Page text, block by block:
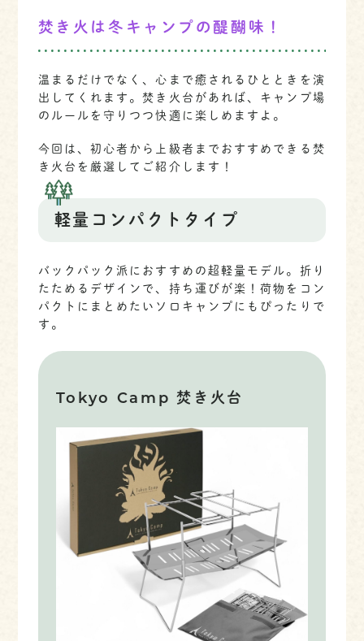
焚き火は冬キャンプの醍醐味！
温まるだけでなく、心まで癒されるひとときを演
出してくれます。焚き火台があれば、キャンプ場
のルールを守りつつ快適に楽しめますよ。
今回は、初心者から上級者までおすすめできる焚
き火台を厳選してご紹介します！
軽量コンパクトタイプ
バックパック派におすすめの超軽量モデル。折り
たためるデザインで、持ち運びが楽！荷物をコン
パクトにまとめたいソロキャンプにもぴったりで
す。
Tokyo Camp 焚き火台